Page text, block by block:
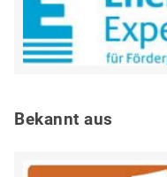
Bekannt aus